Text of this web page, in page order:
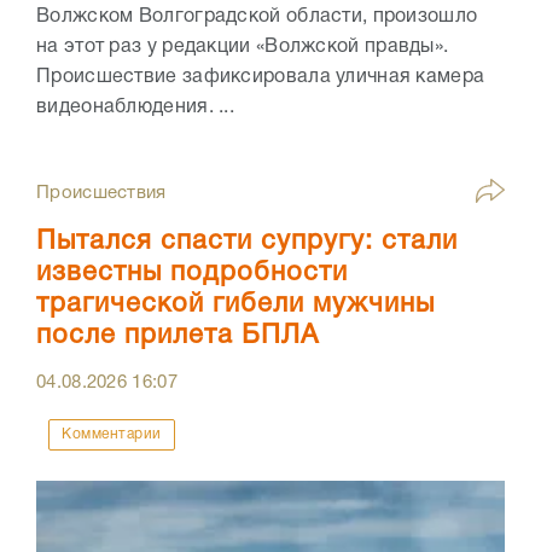
Волжском Волгоградской области, произошло
на этот раз у редакции «Волжской правды».
Происшествие зафиксировала уличная камера
видеонаблюдения. ...
Происшествия
Пытался спасти супругу: стали
известны подробности
трагической гибели мужчины
после прилета БПЛА
04.08.2026 16:07
Комментарии